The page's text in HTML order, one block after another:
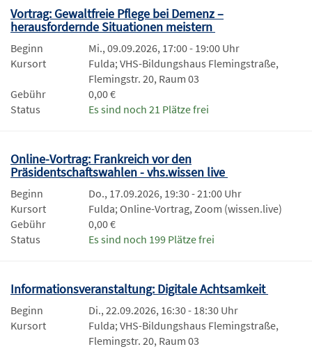
Vortrag: Gewaltfreie Pflege bei Demenz –
herausfordernde Situationen meistern
Beginn
Mi., 09.09.2026, 17:00 - 19:00 Uhr
Kursort
Fulda; VHS-Bildungshaus Flemingstraße,
Flemingstr. 20, Raum 03
Gebühr
0,00 €
Status
Es sind noch 21 Plätze frei
Online-Vortrag: Frankreich vor den
Präsidentschaftswahlen - vhs.wissen live
Beginn
Do., 17.09.2026, 19:30 - 21:00 Uhr
Kursort
Fulda; Online-Vortrag, Zoom (wissen.live)
Gebühr
0,00 €
Status
Es sind noch 199 Plätze frei
Informationsveranstaltung: Digitale Achtsamkeit
Beginn
Di., 22.09.2026, 16:30 - 18:30 Uhr
Kursort
Fulda; VHS-Bildungshaus Flemingstraße,
Flemingstr. 20, Raum 03